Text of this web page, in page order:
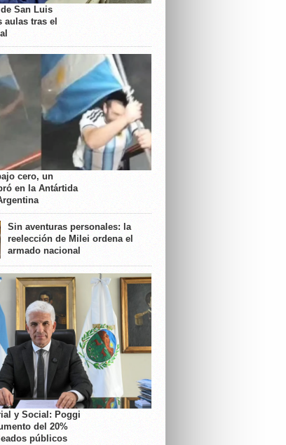
San Luis
aulas tras el
cero, un
en la Antártida
Sin aventuras personales: la
reelección de Milei ordena el
armado nacional
y Social: Poggi
del 20%
públicos